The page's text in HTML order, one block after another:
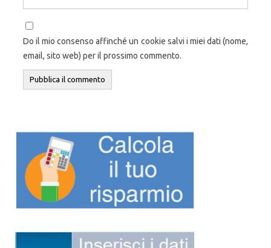
Do il mio consenso affinché un cookie salvi i miei dati (nome,
email, sito web) per il prossimo commento.